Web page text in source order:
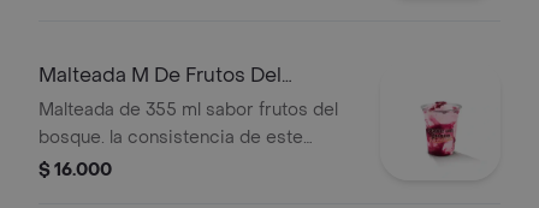
Malteada M De Frutos Del
Bosque
Malteada de 355 ml sabor frutos del
bosque. la consistencia de este
producto puede variar debido al
$ 16.000